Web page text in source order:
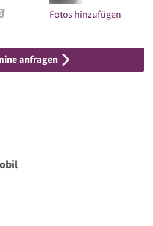
Fotos hinzufügen
anfragen